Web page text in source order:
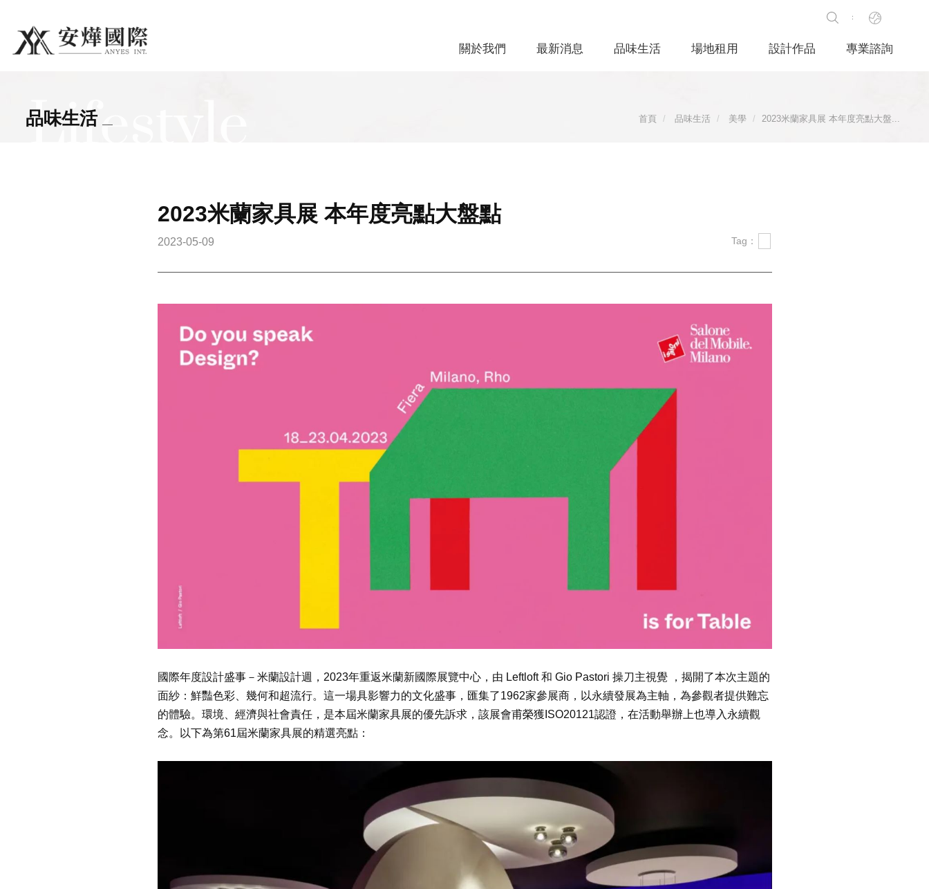
關於我們 最新消息 品味生活 場地租用 設計作品 專業諮詢
Lifestyle
品味生活 首頁 品味生活 美學 2023米蘭家具展 本年度亮點大盤...
2023米蘭家具展 本年度亮點大盤點
2023-05-09 Tag：
國際年度設計盛事－米蘭設計週， 2023年重返米蘭新國際展覽中心，由 Leftloft和 Gio Pastori 操刀主視覺 ，揭開了本次主題的
面紗：鮮豔色彩、幾何和超流行。這一場具影響力的文化盛事，匯集了1962家參展商，以永續發展為主軸，為參觀者提供難忘
的體驗。環境、經濟與社會責任，是本屆米蘭家具展的優先訴求，該展會甫榮獲 ISO20121認證，在活動舉辦上也導入永續觀
念。以下為第61屆米蘭家具展的精選亮點：